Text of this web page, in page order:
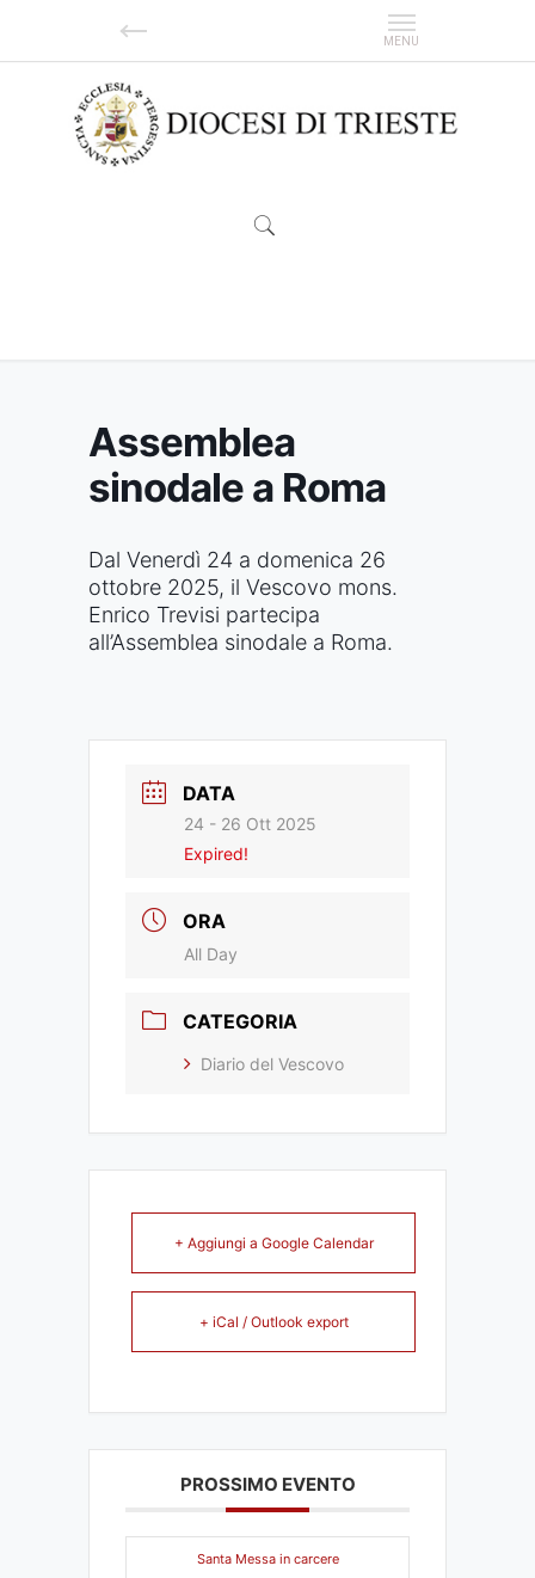
Assemblea
sinodale a Roma
Dal Venerdì 24 a domenica 26
ottobre 2025, il Vescovo mons.
Enrico Trevisi partecipa
all’Assemblea sinodale a Roma.
DATA
24 - 26 Ott 2025
Expired!
ORA
All Day
CATEGORIA
Diario del Vescovo
+ Aggiungi a Google Calendar
+ iCal / Outlook export
PROSSIMO EVENTO
Santa Messa in carcere